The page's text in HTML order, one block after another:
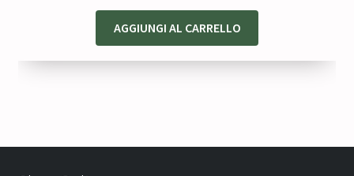
originale
era:
attuale
è:
AGGIUNGI AL CARRELLO